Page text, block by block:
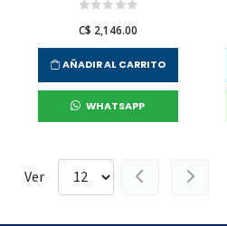
C$ 2,146.00
AÑADIR AL CARRITO
WHATSAPP
Ver